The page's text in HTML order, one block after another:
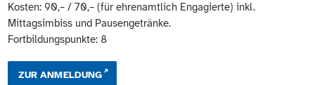
Kosten: 90,– / 70,– (für ehrenamtlich Engagierte) inkl.
Mittagsimbiss und Pausengetränke.
Fortbildungspunkte: 8
ZUR ANMELDUNG